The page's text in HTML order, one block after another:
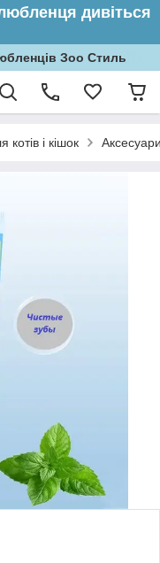
дивіться
Зоо Стиль
котів і кішок